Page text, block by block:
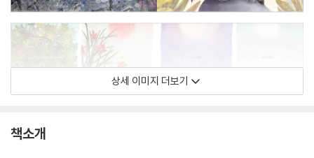
상세 이미지 더보기
책소개